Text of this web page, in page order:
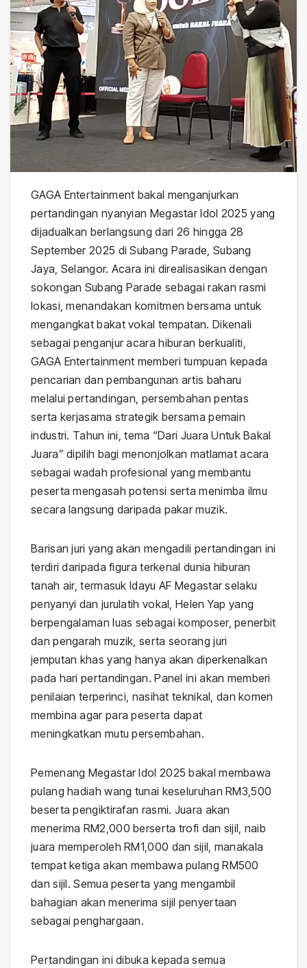
GAGA Entertainment bakal menganjurkan
pertandingan nyanyian Megastar Idol 2025 yang
dijadualkan berlangsung dari 26 hingga 28
September 2025 di Subang Parade, Subang
Jaya, Selangor. Acara ini direalisasikan dengan
sokongan Subang Parade sebagai rakan rasmi
lokasi, menandakan komitmen bersama untuk
mengangkat bakat vokal tempatan. Dikenali
sebagai penganjur acara hiburan berkualiti,
GAGA Entertainment memberi tumpuan kepada
pencarian dan pembangunan artis baharu
melalui pertandingan, persembahan pentas
serta kerjasama strategik bersama pemain
industri. Tahun ini, tema “Dari Juara Untuk Bakal
Juara” dipilih bagi menonjolkan matlamat acara
sebagai wadah profesional yang membantu
peserta mengasah potensi serta menimba ilmu
secara langsung daripada pakar muzik.
Barisan juri yang akan mengadili pertandingan ini
terdiri daripada figura terkenal dunia hiburan
tanah air, termasuk Idayu AF Megastar selaku
penyanyi dan jurulatih vokal, Helen Yap yang
berpengalaman luas sebagai komposer, penerbit
dan pengarah muzik, serta seorang juri
jemputan khas yang hanya akan diperkenalkan
pada hari pertandingan. Panel ini akan memberi
penilaian terperinci, nasihat teknikal, dan komen
membina agar para peserta dapat
meningkatkan mutu persembahan.
Pemenang Megastar Idol 2025 bakal membawa
pulang hadiah wang tunai keseluruhan RM3,500
beserta pengiktirafan rasmi. Juara akan
menerima RM2,000 berserta trofi dan sijil, naib
juara memperoleh RM1,000 dan sijil, manakala
tempat ketiga akan membawa pulang RM500
dan sijil. Semua peserta yang mengambil
bahagian akan menerima sijil penyertaan
sebagai penghargaan.
Pertandingan ini dibuka kepada semua